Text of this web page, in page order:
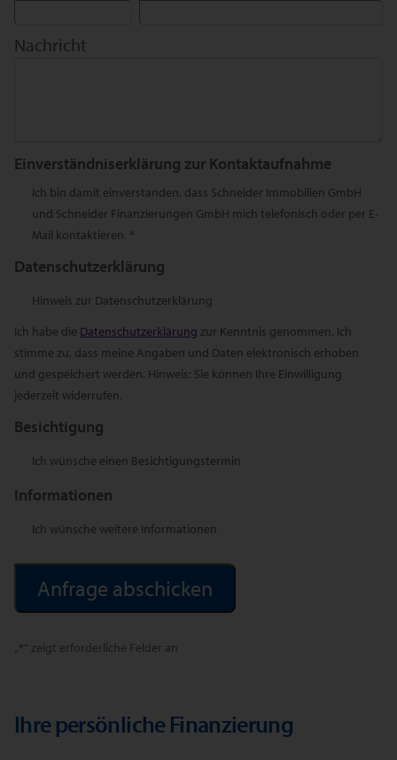
„*“ zeigt erforderliche Felder an
Nachricht
Einverständniserklärung zur Kontaktaufnahme
Ich bin damit einverstanden, dass Schneider Immobilien GmbH
und Schneider Finanzierungen GmbH mich telefonisch oder per E-
Mail kontaktieren. *
Datenschutzerklärung
Hinweis zur Datenschutzerklärung
Ich habe die Datenschutzerklärung zur Kenntnis genommen. Ich
stimme zu, dass meine Angaben und Daten elektronisch erhoben
und gespeichert werden. Hinweis: Sie können Ihre Einwilligung
jederzeit widerrufen.
Besichtigung
Ich wünsche einen Besichtigungstermin
Informationen
Ich wünsche weitere Informationen
Ihre persönliche Finanzierung